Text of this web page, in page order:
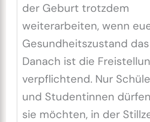
der Geburt trotzdem
weiterarbeiten, wenn
Gesundheitszustand
Danach ist die
verpflichtend. Nur
und Studentinnen
sie möchten, in der